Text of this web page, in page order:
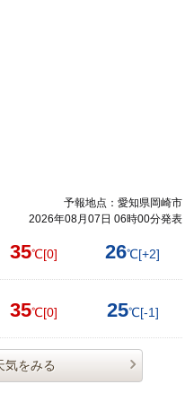
予報地点：愛知県岡崎市
2026年08月07日 06時00分発表
35℃[0] 26℃[+2]
35℃[0] 25℃[-1]
気をみる